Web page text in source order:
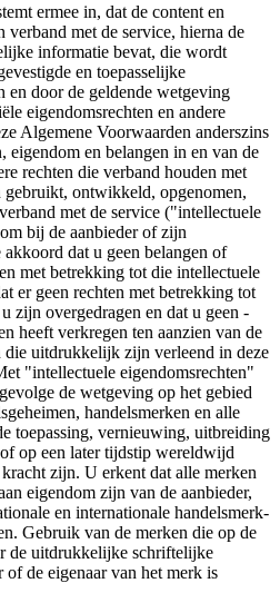
ermee in, dat de content en
met de service, hierna de
informatie bevat, die wordt
en toepasselijke
en door de geldende wetgeving
eigendomsrechten en andere
Algemene Voorwaarden anderszins
eigendom en belangen in en van de
rechten die verband houden met
ontwikkeld, opgenomen,
met de service ("intellectuele
bij de aanbieder of zijn
dat u geen belangen of
met betrekking tot die intellectuele
er geen rechten met betrekking tot
zijn overgedragen en dat u geen -
heeft verkregen ten aanzien van de
die uitdrukkelijk zijn verleend in deze
"intellectuele eigendomsrechten"
de wetgeving op het gebied
handelsmerken en alle
toepassing, vernieuwing, uitbreiding
op een later tijdstip wereldwijd
zijn. U erkent dat alle merken
eigendom zijn van de aanbieder,
en internationale handelsmerk-
Gebruik van de merken die op de
de uitdrukkelijke schriftelijke
of de eigenaar van het merk is